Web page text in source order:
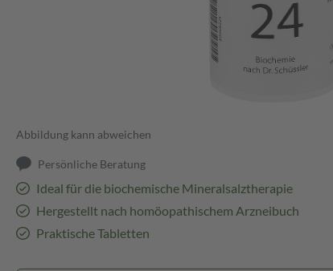
Abbildung kann abweichen
Persönliche Beratung
Ideal für die biochemische Mineralsalztherapie
Hergestellt nach homöopathischem Arzneibuch
Praktische Tabletten